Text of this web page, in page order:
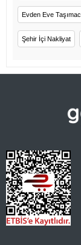
Evden Eve
Şehir İçi Nakliyat